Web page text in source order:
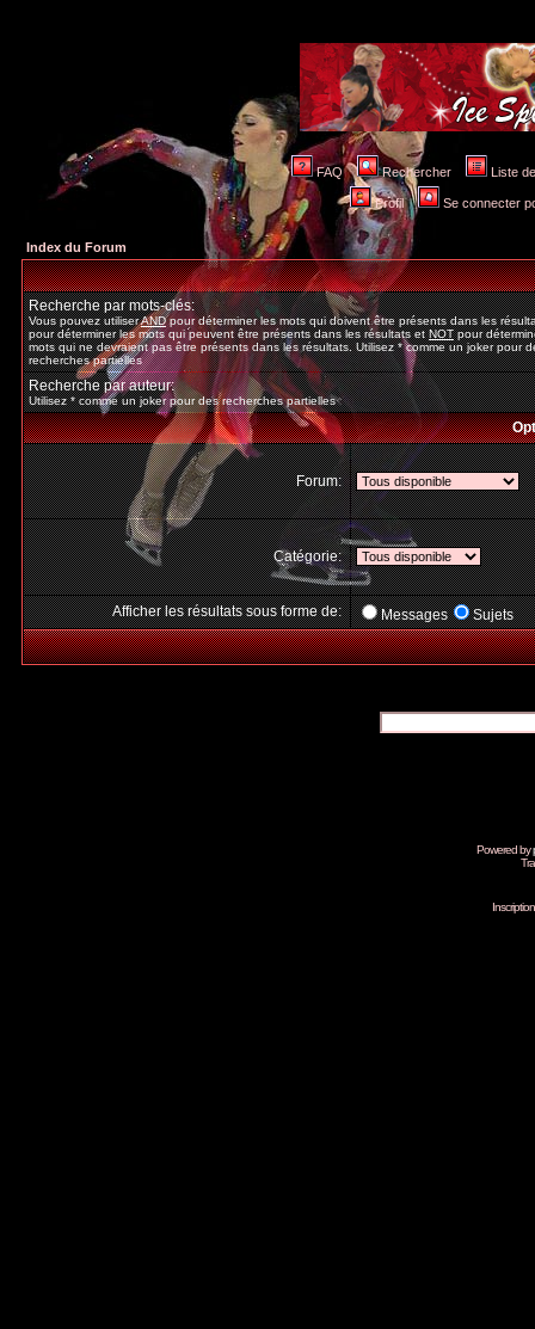
FAQ Rechercher Liste
Profil Se connecter
Index du Forum
Recherche par mots-clés:
Vous pouvez utiliserANDpour déterminer les mots qui doivent être présents dans les
pour déterminer les mots qui peuvent être présents dans les résultats etNOTpour
mots qui ne devraient pas être présents dans les résultats. Utilisez * comme un joker pour
recherches partielles
Recherche par auteur:
Utilisez * comme un joker pour des recherches partielles
Forum:
Catégorie:
Afficher les résultats sous forme de: Messages Sujets
Powered by